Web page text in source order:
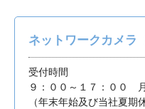
ネットワークカメラ
受付時間
９：００～１７：００
（年末年始及び当社夏期